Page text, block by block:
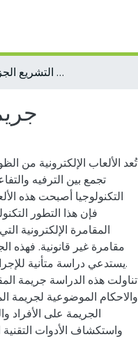
جريمة المقامرة الالكترونية في التشريع الجزائي الفلسطيني
تُعد الألعاب الإلكترونية من
تجمع بين الترفيه
التكنولوجيا أصبحت هذه
فإن هذا التطور
المقامرة الإلكترونية
مقامرة غير قانونية. فهذه
يستدعي دراسة متأنية
تناولت هذه الدراسة جريمة
والاحكام الموضوعية لجريمة
الجريمة على الأفراد
واستكشاف الأدوات